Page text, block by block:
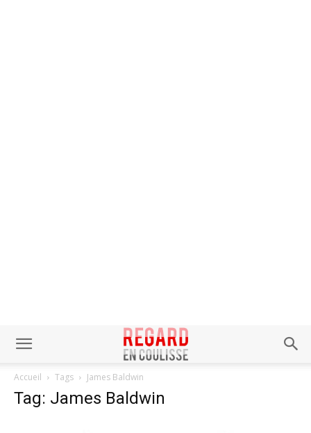
Accueil Tags James Baldwin
Tag: James Baldwin